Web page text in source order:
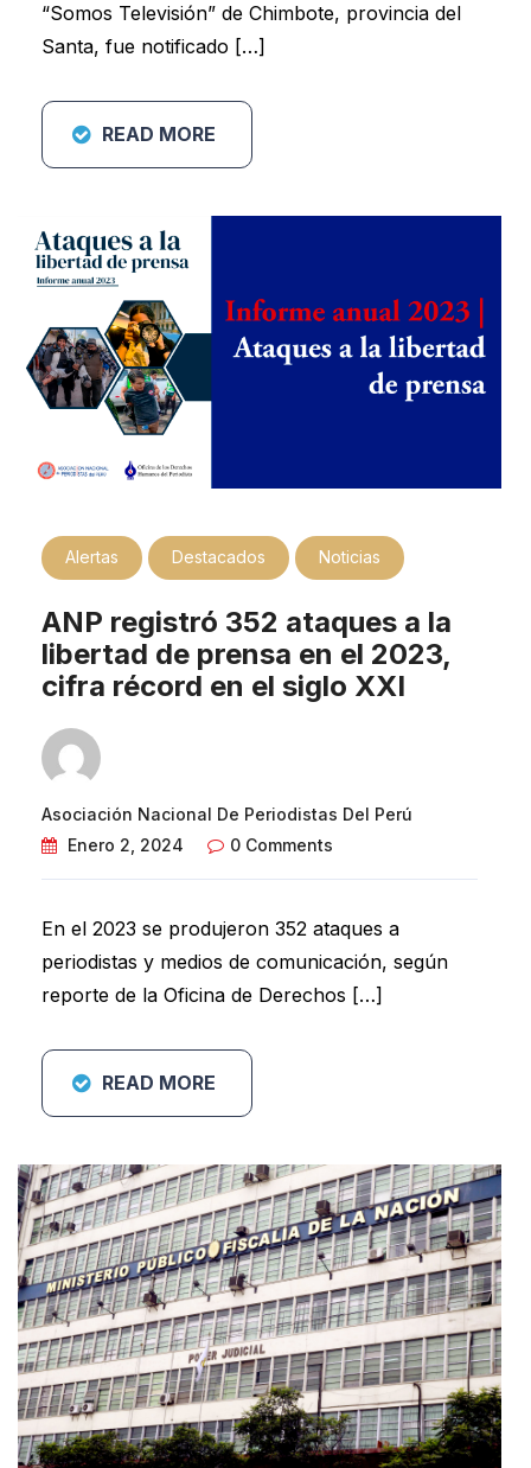
“Somos Televisión” de Chimbote, provincia del
Santa, fue notificado […]
READ MORE
Alertas Destacados Noticias
ANP registró 352 ataques a la
libertad de prensa en el 2023,
cifra récord en el siglo XXI
Asociación Nacional De Periodistas Del Perú
Enero 2, 2024
0 Comments
En el 2023 se produjeron 352 ataques a
periodistas y medios de comunicación, según
reporte de la Oficina de Derechos […]
READ MORE